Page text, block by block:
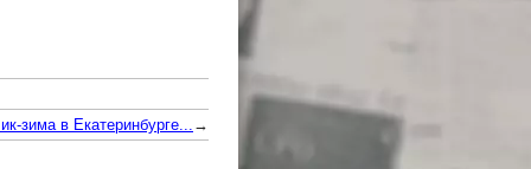
зима в Екатеринбурге... →